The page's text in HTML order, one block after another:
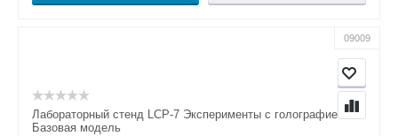
09009
Лабораторный стенд LCP-7 Эксперименты с голографией ?
Базовая модель